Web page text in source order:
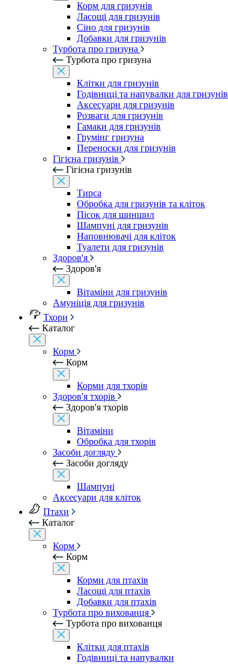
Корм для гризунів
Ласощі для гризунів
Сіно для гризунів
Добавки для гризунів
Турбота про гризуна
Турбота про гризуна
Клітки для гризунів
Годівниці та напувалки для гризунів
Аксесуари для гризунів
Розваги для гризунів
Гамаки для гризунів
Грумінг гризуна
Переноски для гризунів
Гігієна гризунів
Гігієна гризунів
Тирса
Обробка для гризунів та кліток
Пісок для шиншил
Шампуні для гризунів
Наповнювачі для кліток
Туалети для гризунів
Здоров'я
Здоров'я
Вітаміни для гризунів
Амуніція для гризунів
Тхори
Каталог
Корм
Корм
Корми для тхорів
Здоров'я тхорів
Здоров'я тхорів
Вітаміни
Обробка для тхорів
Засоби догляду
Засоби догляду
Шампуні
Аксесуари для кліток
Птахи
Каталог
Корм
Корм
Корми для птахів
Ласощі для птахів
Добавки для птахів
Турбота про вихованця
Турбота про вихованця
Клітки для птахів
Годівниці та напувалки